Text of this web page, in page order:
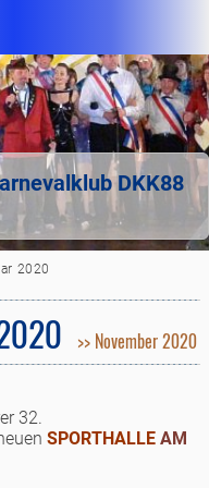
DKK88
2020
>> November 2020
32.
SPORTHALLE AM